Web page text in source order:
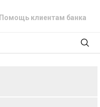
Помощь клиентам банка